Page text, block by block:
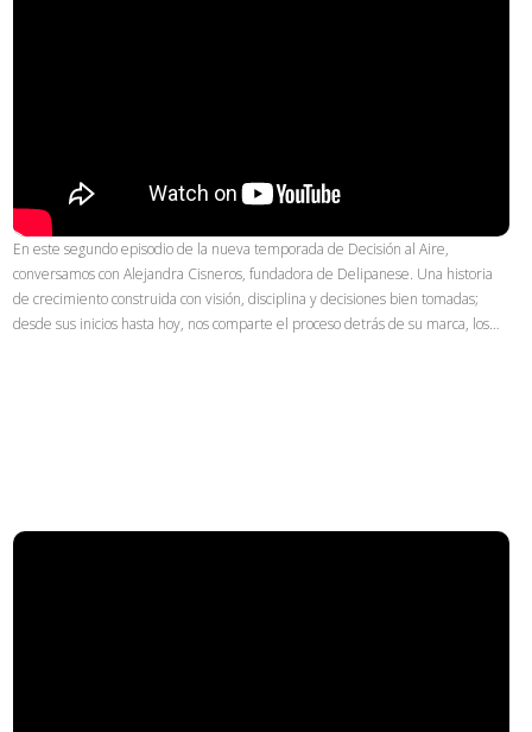
En este segundo episodio de la nueva temporada de Decisión al Aire,
conversamos con Alejandra Cisneros, fundadora de Delipanese. Una historia
de crecimiento construida con visión, disciplina y decisiones bien tomadas;
desde sus inicios hasta hoy, nos comparte el proceso detrás de su marca, los…